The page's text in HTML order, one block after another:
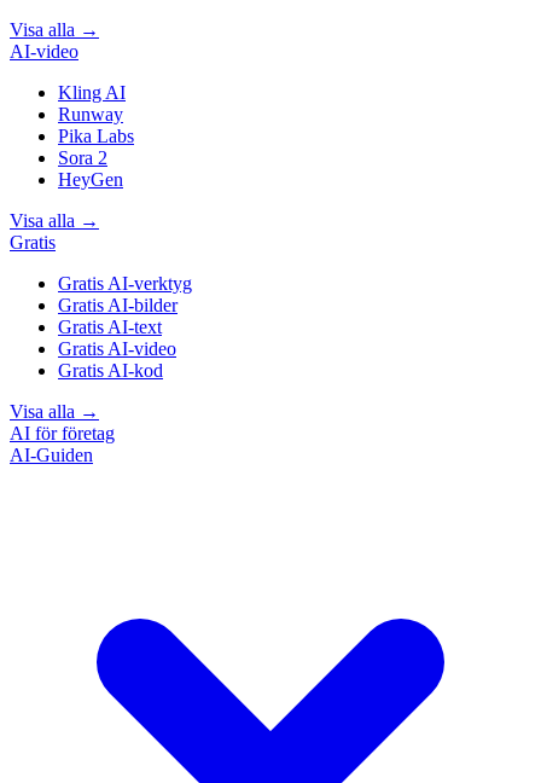
Visa alla →
AI-video
Kling AI
Runway
Pika Labs
Sora 2
HeyGen
Visa alla →
Gratis
Gratis AI-verktyg
Gratis AI-bilder
Gratis AI-text
Gratis AI-video
Gratis AI-kod
Visa alla →
AI för företag
AI-Guiden